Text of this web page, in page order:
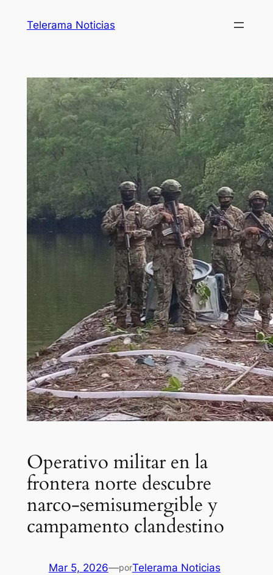
Telerama Noticias
Operativo militar en la
frontera norte descubre
narco-semisumergible y
campamento clandestino
Mar 5, 2026—porTelerama Noticias